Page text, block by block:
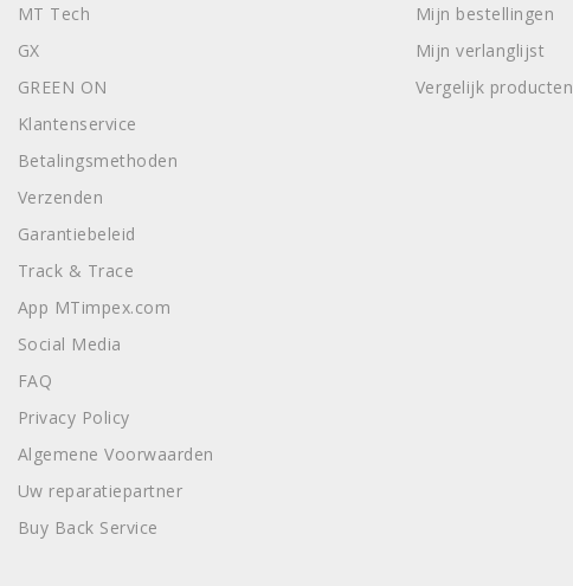
MT Tech
GX
GREEN ON
Klantenservice
Betalingsmethoden
Verzenden
Garantiebeleid
Track & Trace
App MTimpex.com
Social Media
FAQ
Privacy Policy
Algemene Voorwaarden
Uw reparatiepartner
Buy Back Service
Mijn bestellingen
Mijn verlanglijst
Vergelijk producten